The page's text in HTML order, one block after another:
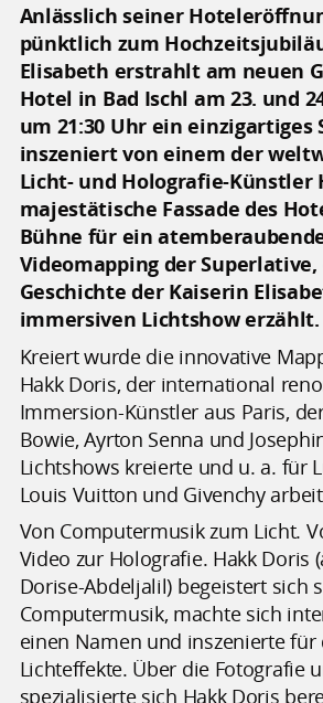
Anlässlich seiner
pünktlich zum
Elisabeth erstrahlt am neuen
Hotel in Bad Ischl am 23. und
um 21:30 Uhr ein einzigartiges
inszeniert von einem der
Licht- und Holografie-Künstler
majestätische Fassade des
Bühne für ein
Videomapping der Superlative,
Geschichte der Kaiserin
immersiven Lichtshow erzählt.
Kreiert wurde die innovative
Hakk Doris, der international
Immersion-Künstler aus Paris,
Bowie, Ayrton Senna und
Lichtshows kreierte und u. a. für
Louis Vuitton und Givenchy
Von Computermusik zum Licht.
Video zur Holografie. Hakk Doris
Dorise-Abdeljalil) begeistert sich
Computermusik, machte sich
einen Namen und inszenierte für
Lichteffekte. Über die Fotografie
spezialisierte sich Hakk Doris